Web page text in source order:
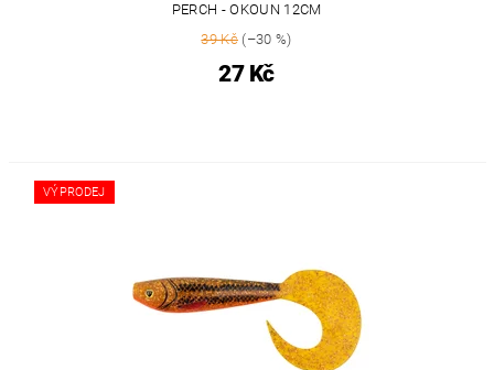
PERCH - OKOUN 12CM
39 Kč (–30 %)
27 Kč
VÝPRODEJ